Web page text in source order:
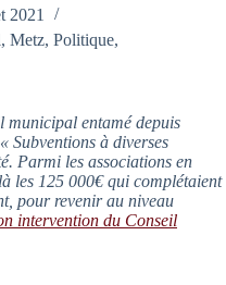
2021
, Metz, Politique,
municipal entamé depuis
Subventions à diverses
Parmi les associations en
les 125 000€ qui complétaient
pour revenir au niveau
intervention du Conseil